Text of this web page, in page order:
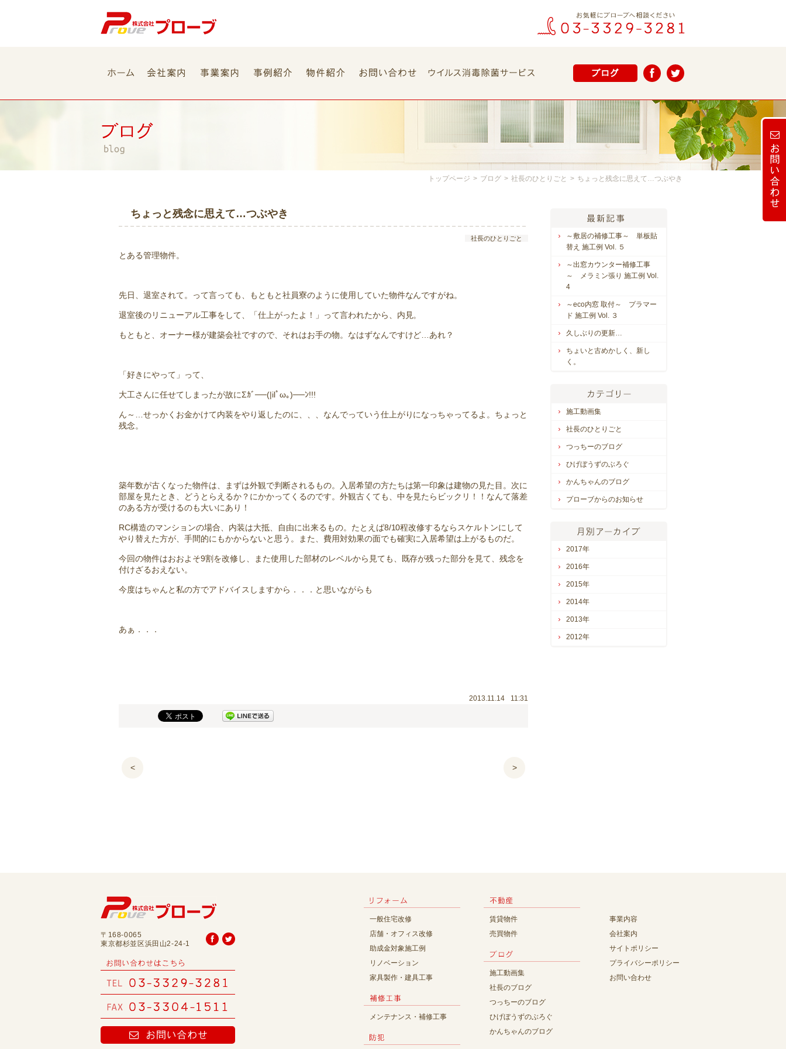
トップページ > ブログ > 社長のひとりごと > ちょっと残念に思えて…つぶやき
ちょっと残念に思えて…つぶやき
社長のひとりごと
とある管理物件。
先日、退室されて。って言っても、もともと社員寮のように使用していた物件なんですがね。
退室後のリニューアル工事をして、「仕上がったよ！」って言われたから、内見。
もともと、オーナー様が建築会社ですので、それはお手の物。なはずなんですけど…あれ？
「好きにやって」って、
大工さんに任せてしまったが故にΣｶﾞ──(|ilﾟω｡)──ﾝ!!!
ん～…せっかくお金かけて内装をやり返したのに、、、なんでっていう仕上がりになっちゃってるよ。ちょっと
残念。
築年数が古くなった物件は、まずは外観で判断されるもの。入居希望の方たちは第一印象は建物の見た目。次に
部屋を見たとき、どうとらえるか？にかかってくるのです。外観古くても、中を見たらビックリ！！なんて落差
のある方が受けるのも大いにあり！
RC構造のマンションの場合、内装は大抵、自由に出来るもの。たとえば8/10程改修するならスケルトンにして
やり替えた方が、手間的にもかからないと思う。また、費用対効果の面でも確実に入居希望は上がるものだ。
今回の物件はおおよそ9割を改修し、また使用した部材のレベルから見ても、既存が残った部分を見て、残念を
付けざるおえない。
今度はちゃんと私の方でアドバイスしますから．．．と思いながらも
あぁ．．．
2013.11.14 11:31
< >
～敷居の補修工事～ 単板貼
替え 施工例 Vol. ５
～出窓カウンター補修工事
～ メラミン張り 施工例 Vol.
4
～eco内窓 取付～ プラマー
ド 施工例 Vol. ３
久しぶりの更新…
ちょいと古めかしく、新し
く。
施工動画集
社長のひとりごと
つっちーのブログ
ひげぼうずのぶろぐ
かんちゃんのブログ
プローブからのお知らせ
2017年
2016年
2015年
2014年
2013年
2012年
〒168-0065
東京都杉並区浜田山2-24-1
一般住宅改修
店舗・オフィス改修
助成金対象施工例
リノベーション
家具製作・建具工事
メンテナンス・補修工事
賃貸物件
売買物件
施工動画集
社長のブログ
つっちーのブログ
ひげぼうずのぶろぐ
かんちゃんのブログ
事業内容
会社案内
サイトポリシー
プライバシーポリシー
お問い合わせ